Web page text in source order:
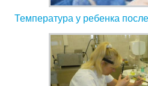
Температура у ребенка